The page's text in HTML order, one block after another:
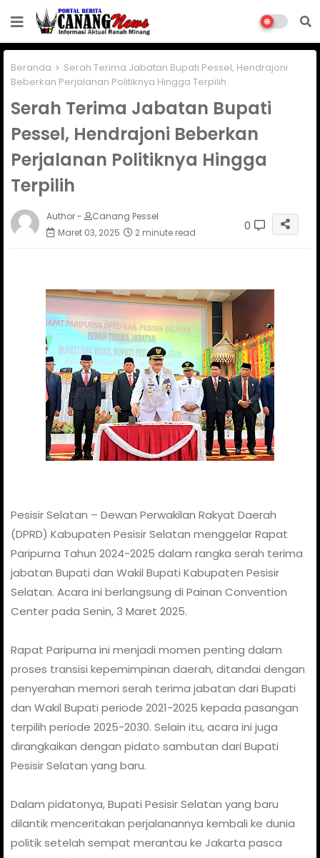
Beranda
Serah Terima Jabatan Bupati Pessel, Hendrajoni
Beberkan Perjalanan Politiknya Hingga Terpilih
Serah Terima Jabatan Bupati
Pessel, Hendrajoni Beberkan
Perjalanan Politiknya Hingga
Terpilih
Author -
Canang Pessel
Maret 03, 2025
2 minute read 0
Pesisir Selatan – Dewan Perwakilan Rakyat Daerah
(DPRD) Kabupaten Pesisir Selatan menggelar Rapat
Paripurna Tahun 2024-2025 dalam rangka serah terima
jabatan Bupati dan Wakil Bupati Kabupaten Pesisir
Selatan. Acara ini berlangsung di Painan Convention
Center pada Senin, 3 Maret 2025.
Rapat Paripurna ini menjadi momen penting dalam
proses transisi kepemimpinan daerah, ditandai dengan
penyerahan memori serah terima jabatan dari Bupati
dan Wakil Bupati periode 2021-2025 kepada pasangan
terpilih periode 2025-2030. Selain itu, acara ini juga
dirangkaikan dengan pidato sambutan dari Bupati
Pesisir Selatan yang baru.
Dalam pidatonya, Bupati Pesisir Selatan yang baru
dilantik menceritakan perjalanannya kembali ke dunia
politik setelah sempat merantau ke Jakarta pasca